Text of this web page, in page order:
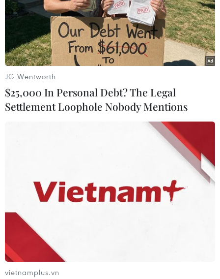
Phạt 3 chủ phương tiện khai thác cát trái
Thanh tra Sở Tài nguyên-Môi trường tỉnh Bến Tre đã ra
quyết định xử phạt hành chính ba chủ phương tiện khai
thác cát với tổng số tiền 110 triệu đồng vì có hành vi khai
thác cát trái phép trên sông Tiền.
JG Wentworth
$25,000 In Personal Debt? The Legal
Settlement Loophole Nobody Mentions
vietnamplus.vn